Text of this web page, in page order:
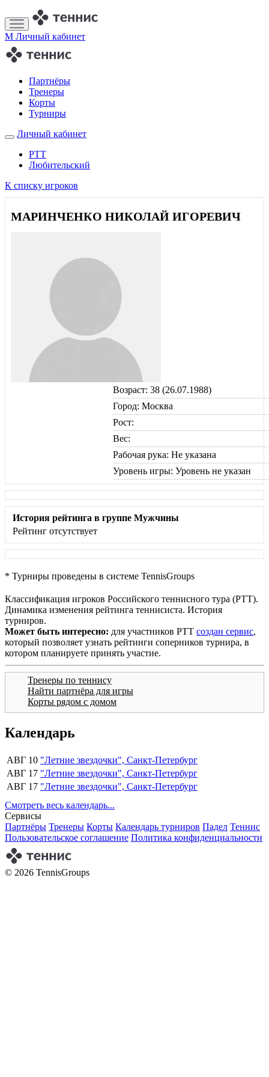
M Личный кабинет
Партнёры
Тренеры
Корты
Турниры
Личный кабинет
РТТ
Любительский
К списку игроков
МАРИНЧЕНКО НИКОЛАЙ ИГОРЕВИЧ
Возраст: 38 (26.07.1988)
Город: Москва
Рост:
Вес:
Рабочая рука: Не указана
Уровень игры: Уровень не указан
История рейтинга в группе Мужчины
Рейтинг отсутствует
* Турниры проведены в системе TennisGroups
Классификация игроков Российского теннисного тура (РТТ).
Динамика изменения рейтинга теннисиста. История
турниров.
Может быть интересно: для участников РТТ создан сервис,
который позволяет узнать рейтинги соперников турнира, в
котором планируете принять участие.
Тренеры по теннису
Найти партнёра для игры
Корты рядом с домом
Календарь
АВГ 10 "Летние звездочки", Санкт-Петербург
АВГ 17 "Летние звездочки", Санкт-Петербург
АВГ 17 "Летние звездочки", Санкт-Петербург
Смотреть весь календарь...
Сервисы
Партнёры Тренеры Корты Календарь турниров Падел Теннис
Пользовательское соглашение Политика конфиденциальности
© 2026 TennisGroups